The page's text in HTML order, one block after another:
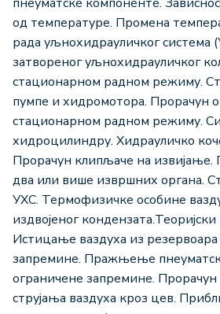
од температуре. Промена
рада уљнохидрауличког система
затвореног уљнохидрауличког
стационарном радном режиму.
пумпе и хидромотора. Прорачун
стационарном радном режиму.
хидроцилиндру. Хидрауличко
Прорачун клипљаче на извијање.
два или више извршних органа.
УХС. Термофизичке особине
издвојеног
Истицање ваздуха из
запремине. Пражњење
ограничене запремине. Прорачун
струјања ваздуха кроз цев.